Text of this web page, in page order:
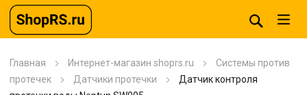
Главная Интернет-магазин shoprs.ru
Системы против
протечек
Датчики протечки
Датчик контроля